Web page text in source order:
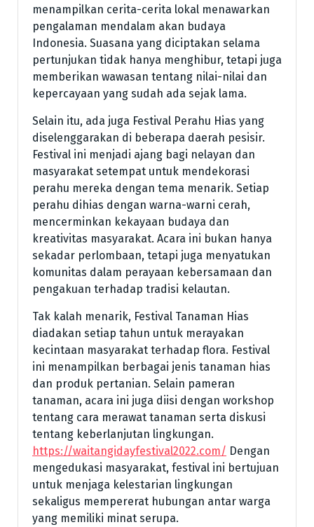
menampilkan cerita-cerita lokal menawarkan
pengalaman mendalam akan budaya
Indonesia. Suasana yang diciptakan selama
pertunjukan tidak hanya menghibur, tetapi juga
memberikan wawasan tentang nilai-nilai dan
kepercayaan yang sudah ada sejak lama.
Selain itu, ada juga Festival Perahu Hias yang
diselenggarakan di beberapa daerah pesisir.
Festival ini menjadi ajang bagi nelayan dan
masyarakat setempat untuk mendekorasi
perahu mereka dengan tema menarik. Setiap
perahu dihias dengan warna-warni cerah,
mencerminkan kekayaan budaya dan
kreativitas masyarakat. Acara ini bukan hanya
sekadar perlombaan, tetapi juga menyatukan
komunitas dalam perayaan kebersamaan dan
pengakuan terhadap tradisi kelautan.
Tak kalah menarik, Festival Tanaman Hias
diadakan setiap tahun untuk merayakan
kecintaan masyarakat terhadap flora. Festival
ini menampilkan berbagai jenis tanaman hias
dan produk pertanian. Selain pameran
tanaman, acara ini juga diisi dengan workshop
tentang cara merawat tanaman serta diskusi
tentang keberlanjutan lingkungan.
https://waitangidayfestival2022.com/ Dengan
mengedukasi masyarakat, festival ini bertujuan
untuk menjaga kelestarian lingkungan
sekaligus mempererat hubungan antar warga
yang memiliki minat serupa.